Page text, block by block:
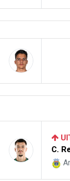
C.